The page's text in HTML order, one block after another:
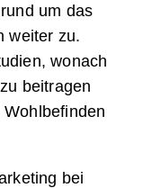
um das
weiter zu.
wonach
beitragen
bei